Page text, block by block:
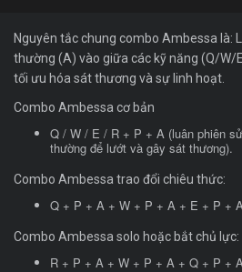
Nguyên tắc chung combo Ambessa là:
thường (A) vào giữa các kỹ năng (Q/W/
tối ưu hóa sát thương và sự linh hoạt.
Combo Ambessa cơ bản
Q / W / E / R + P + A (luân phiên
thường để lướt và gây sát thương).
Combo Ambessa trao đổi chiêu thức:
Q + P + A + W + P + A + E + P +
Combo Ambessa solo hoặc bắt chủ lực:
R + P + A + W + P + A + Q + P +